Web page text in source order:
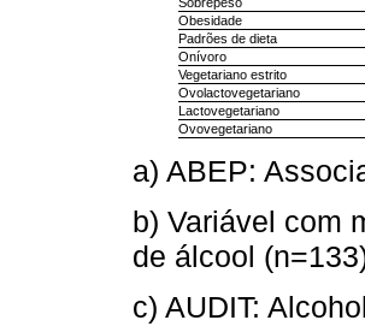
Obesidade
Padrões de dieta
Onívoro
Vegetariano estrito
Ovolactovegetariano
Lactovegetariano
Ovovegetariano
a) ABEP:
b) Variável com
de álcool
c) AUDIT: